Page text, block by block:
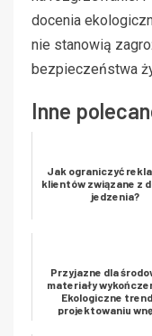
docenia
nie stanowią
bezpieczeństwa
Inne
Jak ograniczyć
klientów związane z
jedzenia?
Przyjazne dla
materiały
Ekologiczne
projektowaniu